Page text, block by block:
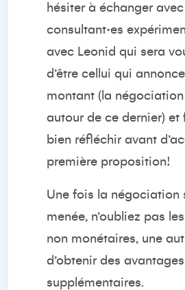
hésiter à échanger
consultant·es
avec Leonid qui sera
d’être cellui qui
montant (la
autour de ce dernier) et
bien réfléchir avant
première proposition!
Une fois la négociation
menée, n’oubliez pas
non monétaires, une
d’obtenir des avantages
supplémentaires.